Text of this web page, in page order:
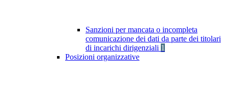
Sanzioni per mancata o incompleta
comunicazione dei dati da parte dei titolari
di incarichi dirigenziali 1
Posizioni organizzative